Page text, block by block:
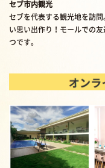
セブ市内観光
セブを代表する観光地を訪
い思い出作り！モールでの
つです。